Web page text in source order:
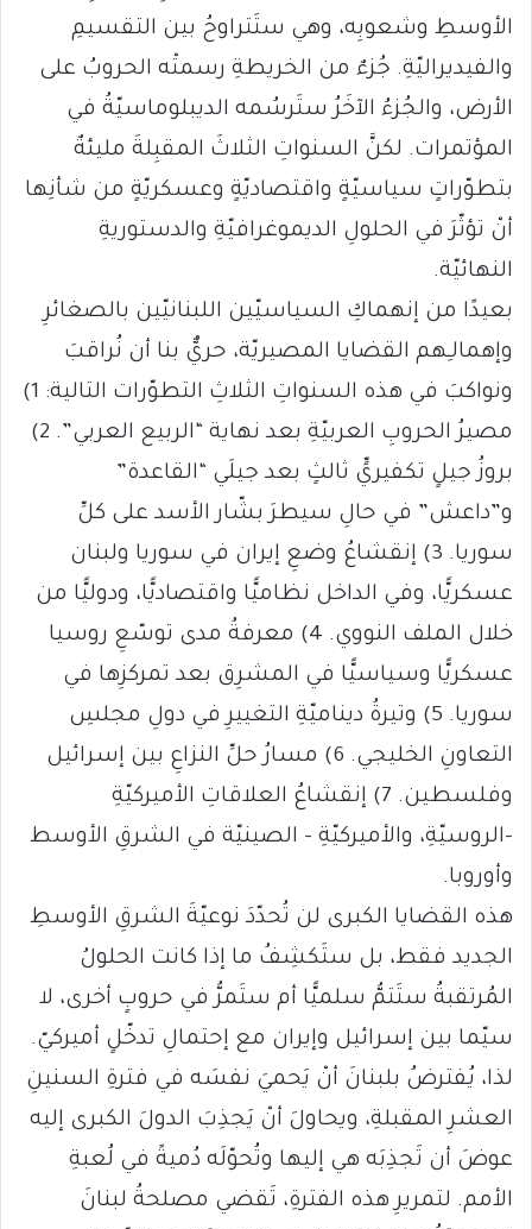
الأوسطِ وشعوبِه، وهي ستَتراوحُ بين التقسيمِ
والفيديراليّةِ. جُزءٌ من الخريطةِ رسمتْه الحروبُ على
الأرض، والجُزءُ الآخَرُ ستَرسُمه الديبلوماسيّةُ في
المؤتمرات. لكنَّ السنواتِ الثلاثَ المقبِلةَ مليئةٌ
بتطوّراتٍ سياسيّةٍ واقتصاديّةٍ وعسكريّةٍ من شأنِها
أنْ تؤثّرَ في الحلولِ الديموغرافيّةِ والدستوريةِ
النهائيّة.
بعيدًا من إنهماكِ السياسيّين اللبنانيّين بالصغائرِ
وإهمالـِهم القضايا المصيريّة، حريٌّ بنا أن نُراقبَ
ونواكبَ في هذه السنواتِ الثلاثِ التطوّرات التالية: 1)
مصيرُ الحروبِ العربيّةِ بعد نهاية “الربيع العربي”. 2)
بروزُ جيلٍ تكفيريٍّ ثالثٍ بعد جيلَي “القاعدة”
و”داعش” في حالِ سيطرَ بشّار الأسد على كلِّ
سوريا. 3) إنقشاعُ وضعِ إيران في سوريا ولبنان
عسكريًّا، وفي الداخل نظاميًّا واقتصاديًّا، ودوليًّا من
خلال الملف النووي. 4) معرفةُ مدى توسّعِ روسيا
عسكريًّا وسياسيًّا في المشرِق بعد تمركزِها في
سوريا. 5) وتيرةُ ديناميّةِ التغييرِ في دولِ مجلسِ
التعاونِ الخليجي. 6) مسارُ حلِّ النزاعِ بين إسرائيل
وفلسطين. 7) إنقشاعُ العلاقاتِ الأميركيّةِ
-الروسيّةِ، والأميركيّةِ – الصينيّة في الشرقِ الأوسط
وأوروبا.
هذه القضايا الكبرى لن تُحدّدَ نوعيّةَ الشرقِ الأوسطِ
الجديد فقط، بل ستَكشِفُ ما إذا كانت الحلولُ
المُرتقبةُ ستَتمُّ سلميًّا أم ستَمرُّ في حروبٍ أخرى، لا
سيّما بين إسرائيل وإيران مع إحتمالِ تدخّلٍ أميركيّ.
لذا، يُفترضُ بلبنانَ أنْ يَحميَ نفسَه في فترةِ السنينِ
العشرِ المقبلةِ، ويحاولَ أنْ يَجذِبَ الدولَ الكبرى إليه
عوضَ أن تَجذِبَه هي إليها وتُحوّلَه دُميةً في لُعبةِ
الأمم. لتمريرِ هذه الفترةِ، تَقضي مصلحةُ لبنانَ